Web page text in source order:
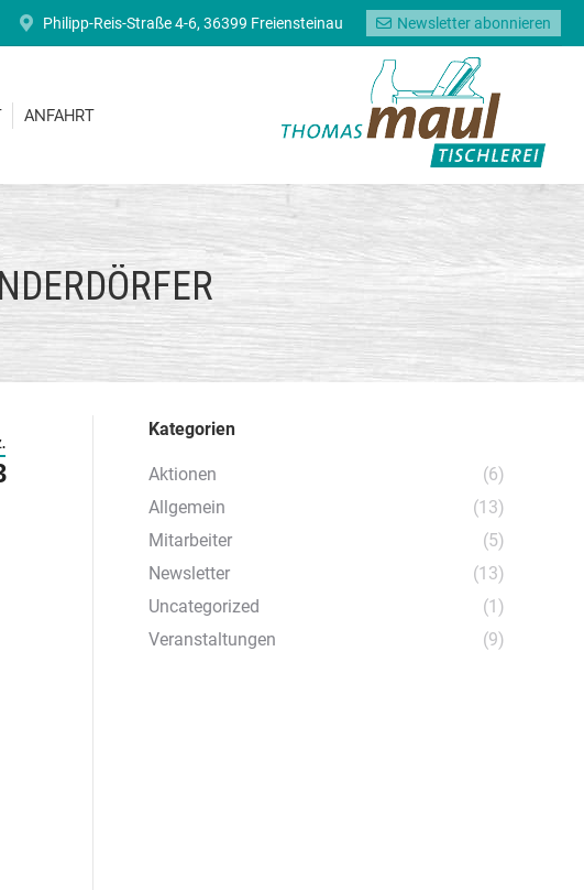
Philipp-Reis-Straße 4-6, 36399 Freiensteinau Newsletter abonnieren
ANFAHRT
Kategorien
Aktionen
(6)
Allgemein
(13)
Mitarbeiter
(5)
Newsletter
(13)
Uncategorized
(1)
Veranstaltungen
(9)
ANFAHRT